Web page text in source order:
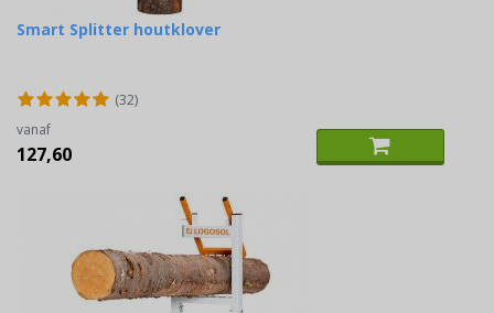
Smart Splitter houtklover
(32)
vanaf
127,60